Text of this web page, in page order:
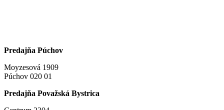
Predajňa Púchov
Moyzesová 1909
Púchov 020 01
Predajňa Považská Bystrica